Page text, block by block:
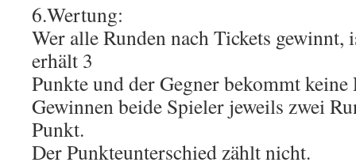
6.Wertung:
Wer alle Runden nach Tickets gewinnt,
erhält 3
Punkte und der Gegner bekommt keine
Gewinnen beide Spieler jeweils zwei
Punkt.
Der Punkteunterschied zählt nicht.